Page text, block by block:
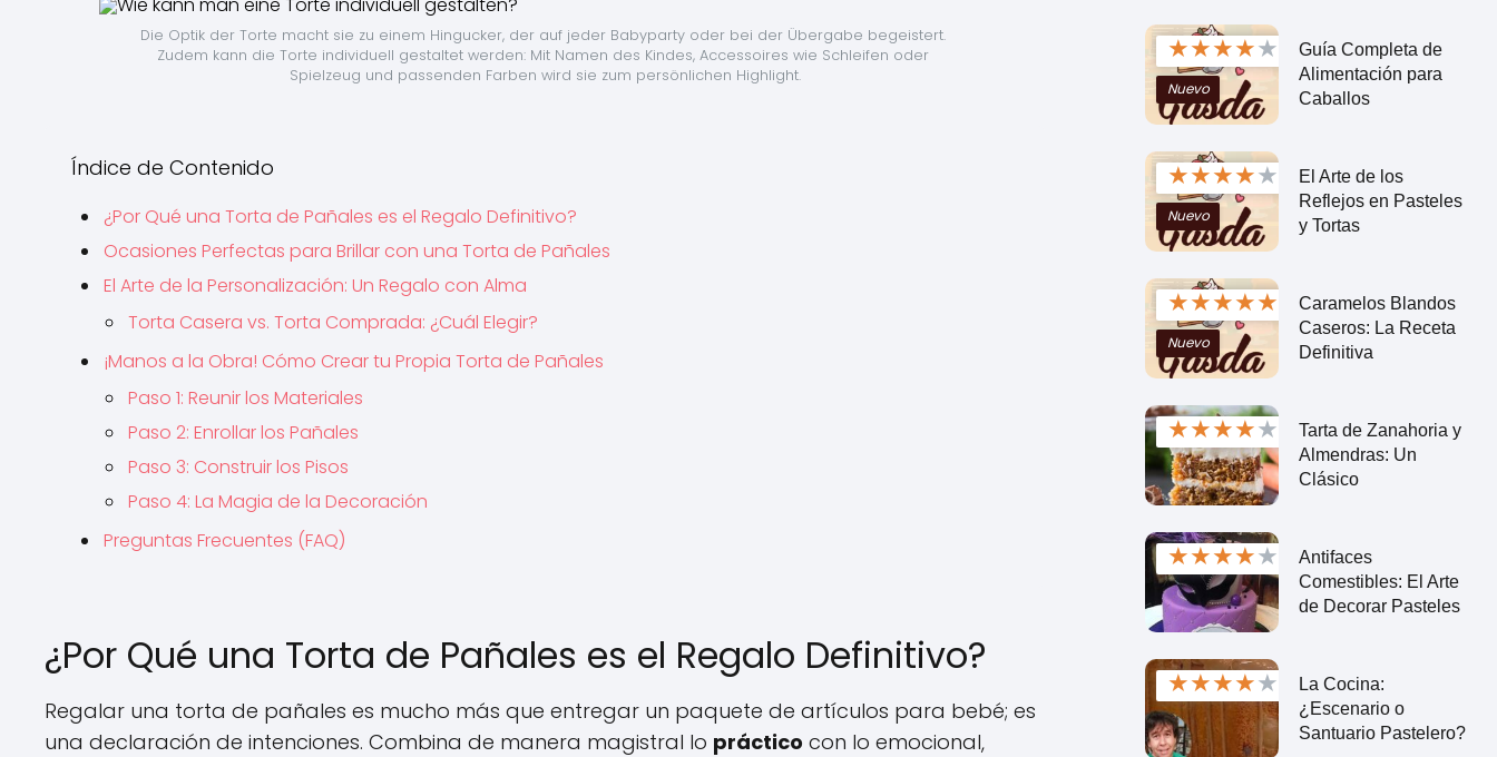
Die Optik der Torte macht sie zu einem Hingucker, der auf jeder Babyparty oder bei der Übergabe begeistert.
Zudem kann die Torte individuell gestaltet werden: Mit Namen des Kindes, Accessoires wie Schleifen oder
Spielzeug und passenden Farben wird sie zum persönlichen Highlight.
Índice de Contenido
¿Por Qué una Torta de Pañales es el Regalo Definitivo?
Ocasiones Perfectas para Brillar con una Torta de Pañales
El Arte de la Personalización: Un Regalo con Alma
Torta Casera vs. Torta Comprada: ¿Cuál Elegir?
¡Manos a la Obra! Cómo Crear tu Propia Torta de Pañales
Paso 1: Reunir los Materiales
Paso 2: Enrollar los Pañales
Paso 3: Construir los Pisos
Paso 4: La Magia de la Decoración
Preguntas Frecuentes (FAQ)
¿Por Qué una Torta de Pañales es el Regalo Definitivo?
Regalar una torta de pañales es mucho más que entregar un paquete de artículos para bebé; es
una declaración de intenciones. Combina de manera magistral lo práctico con lo emocional,
★★★★★
Nuevo
Guía Completa de
Alimentación para
Caballos
★★★★★
Nuevo
El Arte de los
Reflejos en Pasteles
y Tortas
★★★★★
Nuevo
Caramelos Blandos
Caseros: La Receta
Definitiva
★★★★★
Tarta de Zanahoria y
Almendras: Un
Clásico
★★★★★
Antifaces
Comestibles: El Arte
de Decorar Pasteles
★★★★★
La Cocina:
¿Escenario o
Santuario Pastelero?